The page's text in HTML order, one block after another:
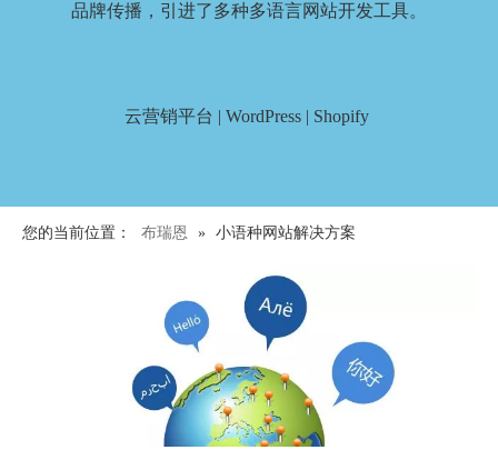
品牌传播，引进了多种多语言网站开发工具。
云营销平台 | WordPress | Shopify
您的当前位置： 布瑞恩 » 小语种网站解决方案